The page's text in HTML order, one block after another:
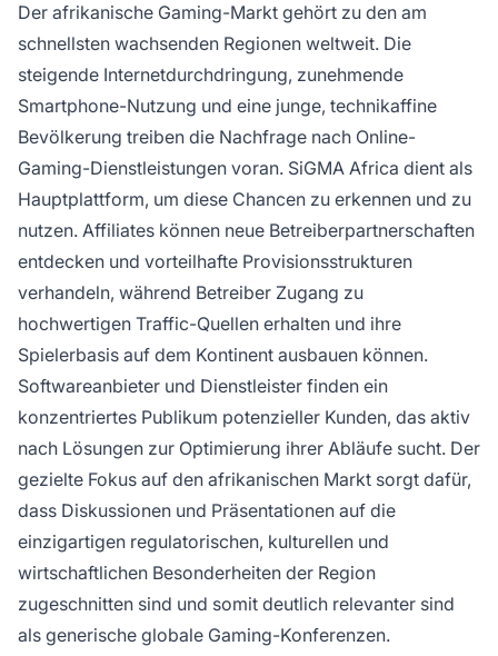
Der afrikanische Gaming-Markt gehört zu den am
schnellsten wachsenden Regionen weltweit. Die
steigende Internetdurchdringung, zunehmende
Smartphone-Nutzung und eine junge, technikaffine
Bevölkerung treiben die Nachfrage nach Online-
Gaming-Dienstleistungen voran. SiGMA Africa dient als
Hauptplattform, um diese Chancen zu erkennen und zu
nutzen. Affiliates können neue Betreiberpartnerschaften
entdecken und vorteilhafte Provisionsstrukturen
verhandeln, während Betreiber Zugang zu
hochwertigen Traffic-Quellen erhalten und ihre
Spielerbasis auf dem Kontinent ausbauen können.
Softwareanbieter und Dienstleister finden ein
konzentriertes Publikum potenzieller Kunden, das aktiv
nach Lösungen zur Optimierung ihrer Abläufe sucht. Der
gezielte Fokus auf den afrikanischen Markt sorgt dafür,
dass Diskussionen und Präsentationen auf die
einzigartigen regulatorischen, kulturellen und
wirtschaftlichen Besonderheiten der Region
zugeschnitten sind und somit deutlich relevanter sind
als generische globale Gaming-Konferenzen.